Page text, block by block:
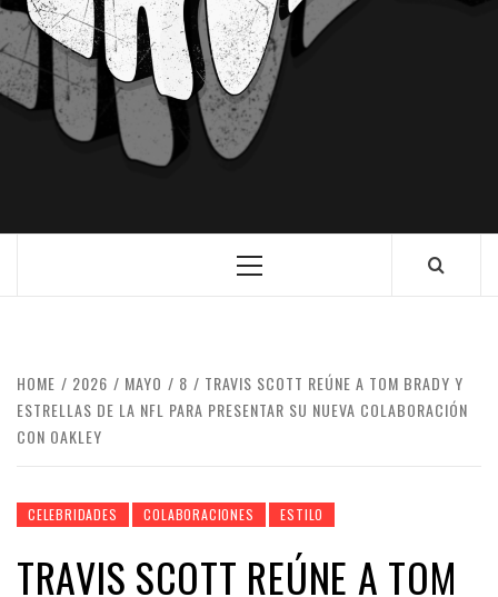
HOME 2026 MAYO 8
TRAVIS SCOTT REÚNE A TOM BRADY Y
ESTRELLAS DE LA NFL PARA PRESENTAR SU NUEVA COLABORACIÓN
CON OAKLEY
CELEBRIDADES COLABORACIONES ESTILO
TRAVIS SCOTT REÚNE A TOM